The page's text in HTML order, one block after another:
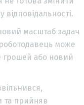
відповідальності.
масштаб задач
може
грошей або новий
та прийняв